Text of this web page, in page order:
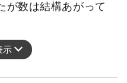
が数は結構あがって
示